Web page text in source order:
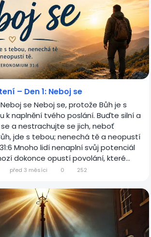
– Den 1: Neboj se
se Neboj se, protože Bůh je s
k naplnění tvého poslání. Buďte silní a
a nestrachujte se jich, neboť
jde s tebou; nenechá tě a neopustí
Mnoho lidí nenaplní svůj potenciál
dokonce opustí povolání, které...
před 3 měsíci 0 252